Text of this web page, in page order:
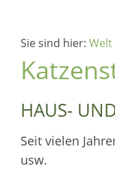
Sie sind hier: Welt
HAUS-
Seit vielen
usw.